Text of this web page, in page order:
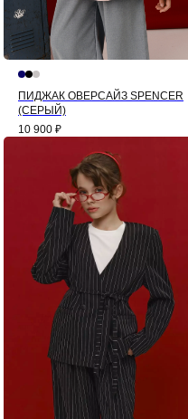
ПИДЖАК ОВЕРСАЙЗ SPENCER
(СЕРЫЙ)
10 900 ₽